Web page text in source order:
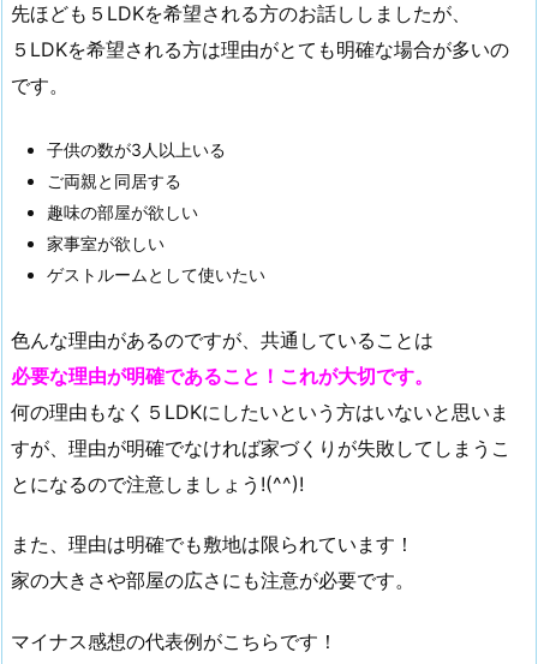
先ほども５LDKを希望される方のお話ししましたが、
５LDKを希望される方は理由がとても明確な場合が多いの
です。
子供の数が3人以上いる
ご両親と同居する
趣味の部屋が欲しい
家事室が欲しい
ゲストルームとして使いたい
色んな理由があるのですが、共通していることは
必要な理由が明確であること！これが大切です。
何の理由もなく５LDKにしたいという方はいないと思いま
すが、理由が明確でなければ家づくりが失敗してしまうこ
とになるので注意しましょう!(^^)!
また、理由は明確でも敷地は限られています！
家の大きさや部屋の広さにも注意が必要です。
マイナス感想の代表例がこちらです！